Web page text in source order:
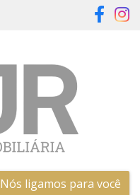
Nós ligamos para você